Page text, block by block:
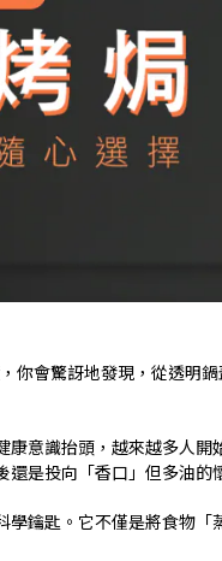
你會驚訝地發現，從透明
意識抬頭，越來越多人
是投向「香口」但多油的
鑰匙。它不僅是將食物「